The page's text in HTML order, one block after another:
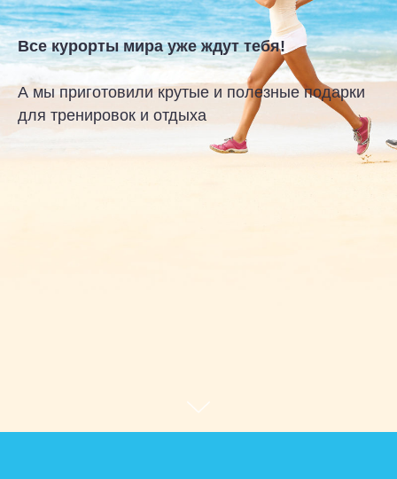
Все курорты мира уже ждут тебя!
А мы приготовили крутые и полезные подарки
для тренировок и отдыха